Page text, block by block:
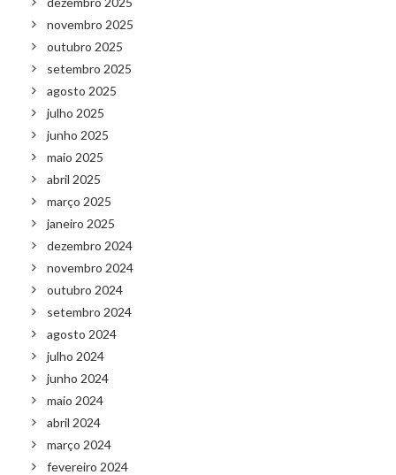
novembro 2025
outubro 2025
setembro 2025
agosto 2025
julho 2025
junho 2025
maio 2025
abril 2025
março 2025
janeiro 2025
dezembro 2024
novembro 2024
outubro 2024
setembro 2024
agosto 2024
julho 2024
junho 2024
maio 2024
abril 2024
março 2024
fevereiro 2024